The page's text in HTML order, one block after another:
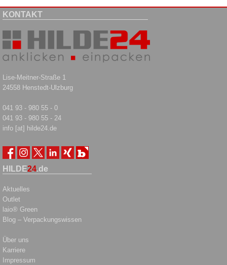
KONTAKT
Lise-Meitner-Straße 1
24558 Henstedt-Ulzburg
041 93 - 980 55 - 0
041 93 - 980 55 - 24
info [at] hilde24.de
HILDE24.de
Aktuelles
Outlet
laio® Green
Blog – Verpackungswissen
Über uns
Karriere
Impressum